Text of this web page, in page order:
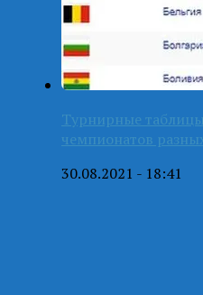
Турнирные
чемпионатов
30.08.2021 - 18:41